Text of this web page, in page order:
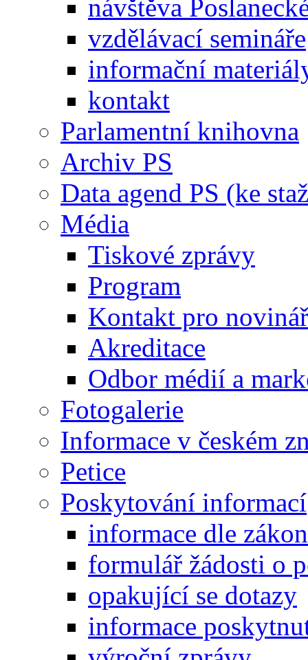
návštěva
vzdělávací semináře
informační
kontakt
Parlamentní knihovna
Archiv PS
Data agend PS (ke
Média
Tiskové zprávy
Program
Kontakt pro
Akreditace
Odbor médií a
Fotogalerie
Informace v českém
Petice
Poskytování informací
informace dle
formulář žádosti o
opakující se dotazy
informace